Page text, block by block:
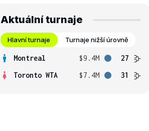
Aktuální turnaje
Hlavní turnaje Turnaje nižší úrovně
Montreal $9.4M
27
Toronto WTA
$7.4M 31